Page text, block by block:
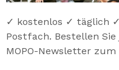
✓ kostenlos ✓ täglich
Postfach. Bestellen
MOPO-Newsletter zum